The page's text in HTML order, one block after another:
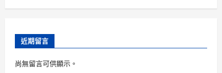
近期留言
尚無留言可供顯示。